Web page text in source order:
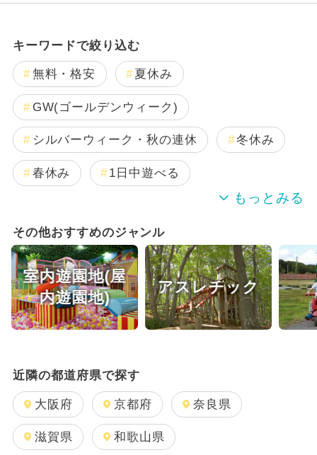
キーワードで絞り込む
無料・格安 夏休み
GW(ゴールデンウィーク)
シルバーウィーク・秋の連休 冬休み
春休み 1日中遊べる
夏休み（格安）
厳選お出かけまとめ
その他おすすめのジャンル
室内遊園地(屋
内遊園地)
アスレチック
近隣の都道府県で探す
大阪府 京都府 奈良県
滋賀県 和歌山県